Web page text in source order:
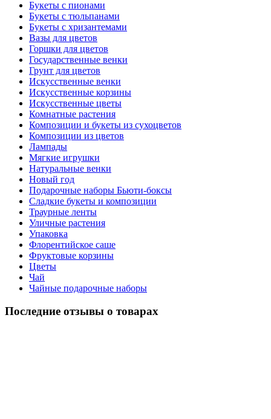
Букеты с пионами
Букеты с тюльпанами
Букеты с хризантемами
Вазы для цветов
Горшки для цветов
Государственные венки
Грунт для цветов
Искусственные венки
Искусственные корзины
Искусственные цветы
Комнатные растения
Композиции и букеты из сухоцветов
Композиции из цветов
Лампады
Мягкие игрушки
Натуральные венки
Новый год
Подарочные наборы Бьюти-боксы
Сладкие букеты и композиции
Траурные ленты
Уличные растения
Упаковка
Флорентийское саше
Фруктовые корзины
Цветы
Чай
Чайные подарочные наборы
Последние отзывы о товарах